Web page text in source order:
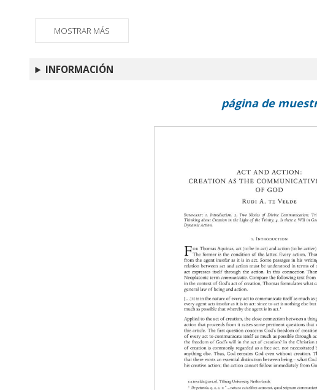
MOSTRAR MÁS
INFORMACIÓN
página de